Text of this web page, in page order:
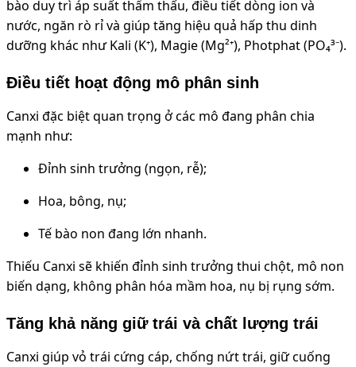
bào duy trì áp suất thẩm thấu, điều tiết dòng ion và
nước, ngăn rò rỉ và giúp tăng hiệu quả hấp thu dinh
dưỡng khác như Kali (K⁺), Magie (Mg²⁺), Photphat (PO₄³⁻).
Điều tiết hoạt động mô phân sinh
Canxi đặc biệt quan trọng ở các mô đang phân chia
mạnh như:
Đỉnh sinh trưởng (ngọn, rễ);
Hoa, bông, nụ;
Tế bào non đang lớn nhanh.
Thiếu Canxi sẽ khiến đỉnh sinh trưởng thui chột, mô non
biến dạng, không phân hóa mầm hoa, nụ bị rụng sớm.
Tăng khả năng giữ trái và chất lượng trái
Canxi giúp vỏ trái cứng cáp, chống nứt trái, giữ cuống